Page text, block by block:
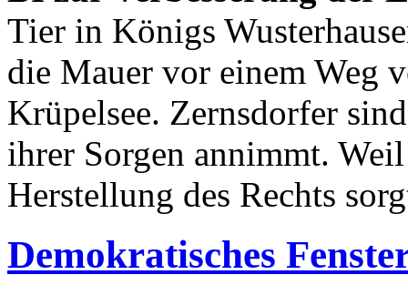
Tier in Königs
die Mauer vor einem Weg
Krüpelsee. Zernsdorfer
ihrer Sorgen annimmt.
Herstellung des Rechts
Demokratisches